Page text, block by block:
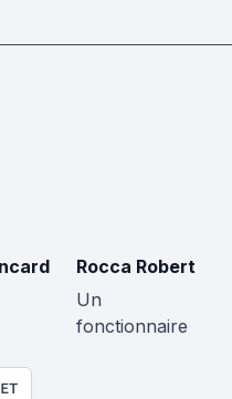
Rocca Robert
Un
fonctionnaire